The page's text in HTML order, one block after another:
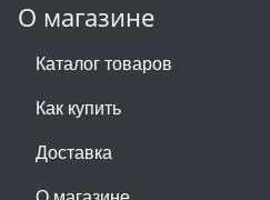
О магазине
Каталог товаров
Как купить
Доставка